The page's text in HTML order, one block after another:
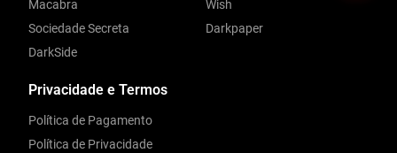
Privacidade e Termos
Política de Pagamento
Política de Privacidade
Macabra
Sociedade Secreta
DarkSide
Wish
Darkpaper